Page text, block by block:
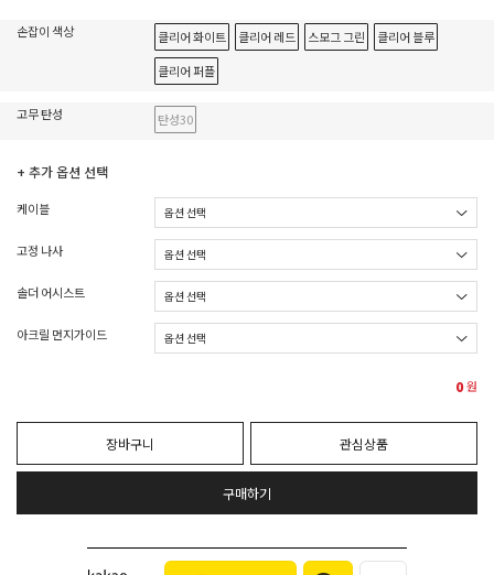
손잡이 색상 클리어 화이트 클리어 레드 스모그 그린
클리어 블루
클리어 퍼플
고무 탄성 탄성30
+ 추가 옵션 선택
케이블
고정 나사
솔더 어시스트
아크릴 먼지가이드
0원
장바구니 관심상품
구매하기